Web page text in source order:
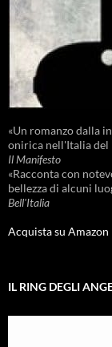
«Un romanzo dalla
onirica nell'Italia del
Il Manifesto
«Racconta con
bellezza di alcuni
Bell'Italia
Acquista su
IL RING DEGLI